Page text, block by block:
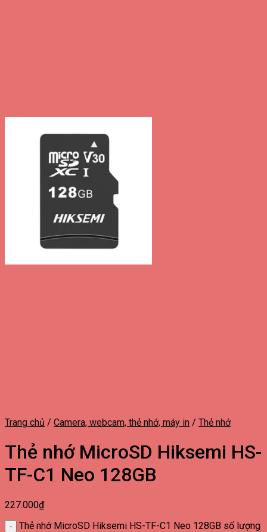
Trang chủ / Camera, webcam, thẻ nhớ, máy in / Thẻ nhớ
Thẻ nhớ MicroSD Hiksemi HS-
TF-C1 Neo 128GB
227.000₫
Thẻ nhớ MicroSD Hiksemi HS-TF-C1 Neo 128GB số lượng